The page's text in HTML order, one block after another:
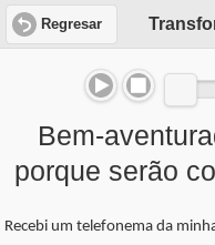
Regresar
Bem-
porque serão
Recebi um telefonema da